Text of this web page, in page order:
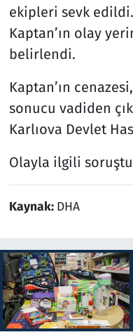
ekipleri sevk
Kaptan’ın olay
belirlendi.
Kaptan’ın
sonucu vadiden
Karlıova Devlet
Olayla ilgili
Kaynak: DHA